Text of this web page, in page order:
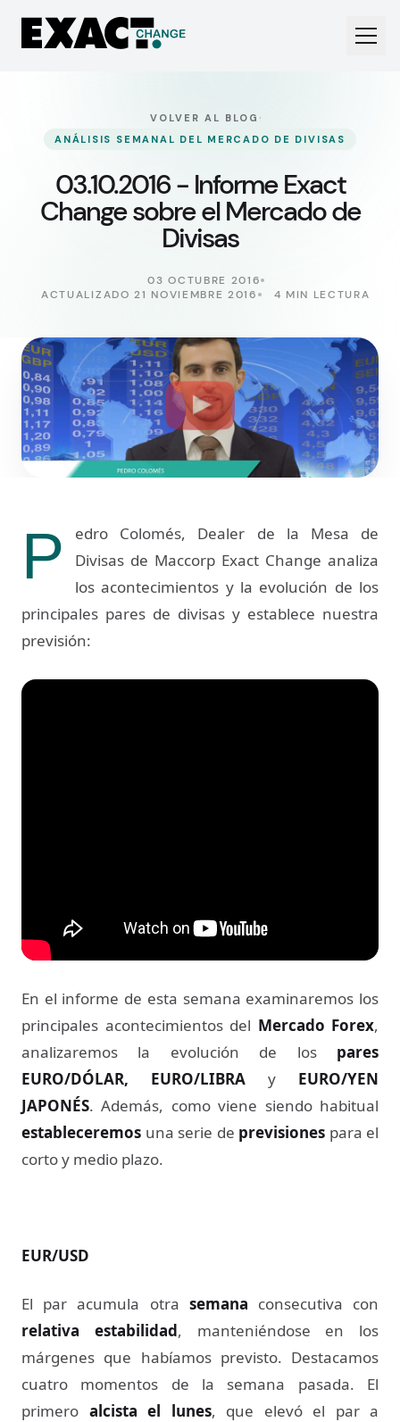
VOLVER AL BLOG ·
ANÁLISIS SEMANAL DEL MERCADO DE DIVISAS
03.10.2016 - Informe Exact
Change sobre el Mercado de
Divisas
03 OCTUBRE 2016
ACTUALIZADO 21 NOVIEMBRE 2016
4 MIN LECTURA
P
edro Colomés, Dealer de la Mesa de
Divisas de Maccorp Exact Change analiza
los acontecimientos y la evolución de los
principales pares de divisas y establece nuestra
previsión:
En el informe de esta semana examinaremos los
principales acontecimientos del Mercado Forex,
analizaremos la evolución de los pares
EURO/DÓLAR, EURO/LIBRA y EURO/YEN
JAPONÉS. Además, como viene siendo habitual
estableceremos una serie de previsiones para el
corto y medio plazo.
EUR/USD
El par acumula otra semana consecutiva con
relativa estabilidad, manteniéndose en los
márgenes que habíamos previsto. Destacamos
cuatro momentos de la semana pasada. El
primero alcista el lunes, que elevó el par a